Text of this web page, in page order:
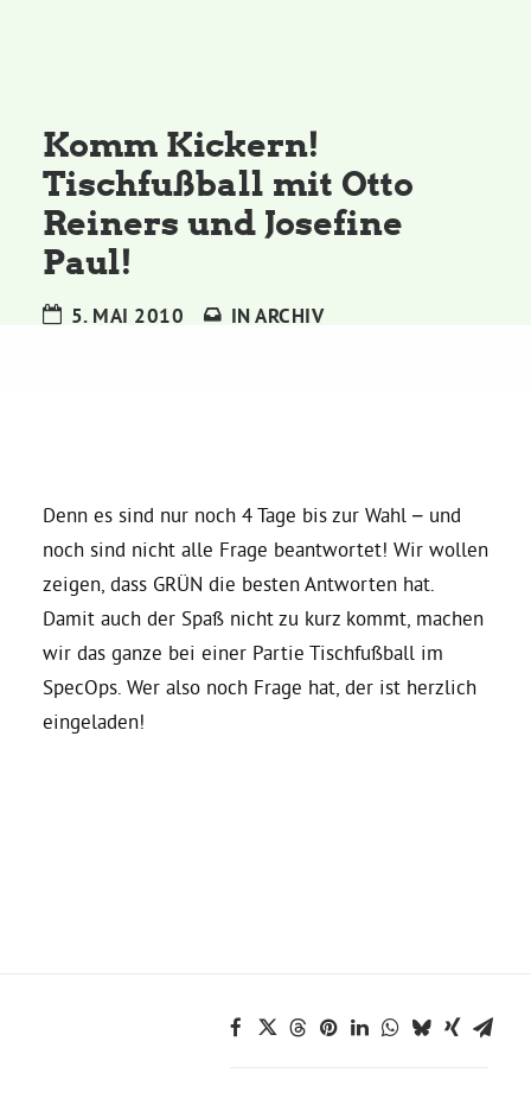
Grünes Zentrum
Personen
Sylvia Rietenberg, MdB
Robin Korte, MdL
Daniel Freund, MdEP
Delegierte
Komm Kickern!
Tischfußball mit Otto
Reiners und Josefine
Paul!
5. MAI 2010 INARCHIV
Denn es sind nur noch 4 Tage bis zur Wahl – und
noch sind nicht alle Frage beantwortet! Wir wollen
zeigen, dass GRÜN die besten Antworten hat.
Damit auch der Spaß nicht zu kurz kommt, machen
wir das ganze bei einer Partie Tischfußball im
SpecOps. Wer also noch Frage hat, der ist herzlich
eingeladen!